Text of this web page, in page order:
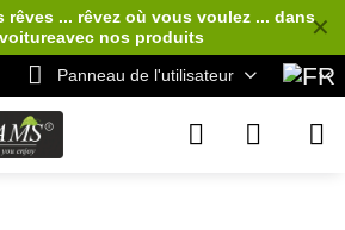
✕
rêves ... rêvez où vous voulez ... dans
avec nos produits
Panneau de l'utilisateur